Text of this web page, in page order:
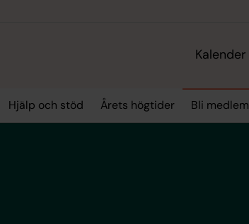
Kalender
Hjälp och stöd Årets högtider Bli medlem